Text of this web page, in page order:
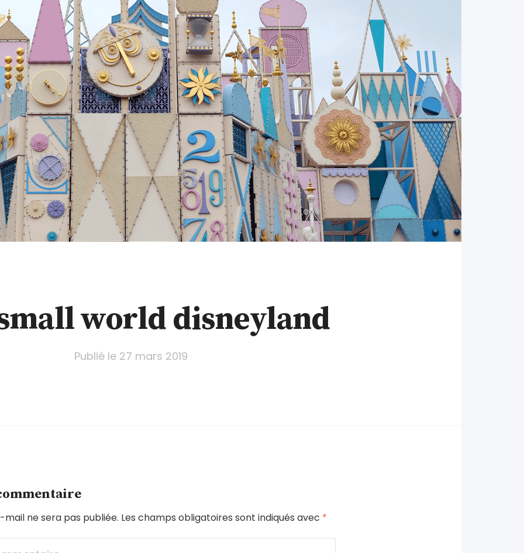
world disneyland
Publié le 27 mars 2019
ne sera pas publiée. Les champs obligatoires sont indiqués avec *